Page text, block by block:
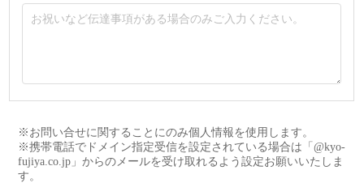
※お問い合せに関することにのみ個人情報を使用します。
※携帯電話でドメイン指定受信を設定されている場合は「@kyo-
fujiya.co.jp」からのメールを受け取れるよう設定お願いいたしま
す。